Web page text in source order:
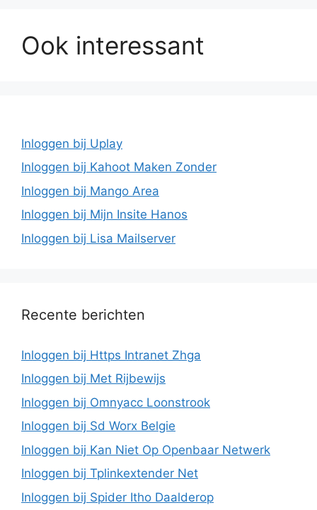
Ook interessant
Inloggen bij Uplay
Inloggen bij Kahoot Maken Zonder
Inloggen bij Mango Area
Inloggen bij Mijn Insite Hanos
Inloggen bij Lisa Mailserver
Recente berichten
Inloggen bij Https Intranet Zhga
Inloggen bij Met Rijbewijs
Inloggen bij Omnyacc Loonstrook
Inloggen bij Sd Worx Belgie
Inloggen bij Kan Niet Op Openbaar Netwerk
Inloggen bij Tplinkextender Net
Inloggen bij Spider Itho Daalderop